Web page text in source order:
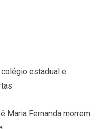
estadual e
Maria Fernanda morrem